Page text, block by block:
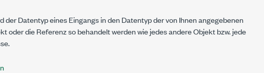
der Datentyp eines Eingangs in den Datentyp der von Ihnen angegebenen
oder die Referenz so behandelt werden wie jedes andere Objekt bzw. jede